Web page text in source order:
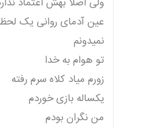
عین آدمای روانی یک
نمیدونم
تو هوام به خدا
زورم میاد کلاه سرم رفته
یکساله بازی خوردم
من نگران بودم